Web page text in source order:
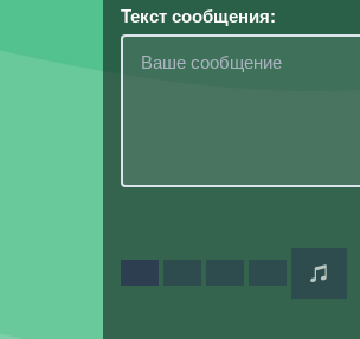
Текст сообщения: